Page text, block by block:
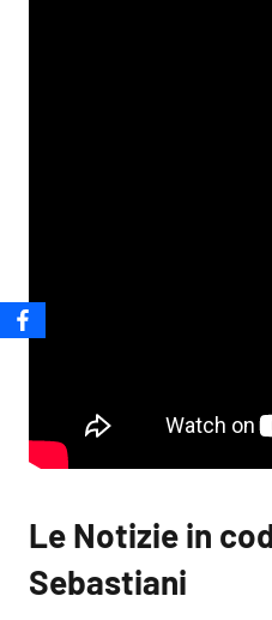
Le Notizie in
Sebastiani